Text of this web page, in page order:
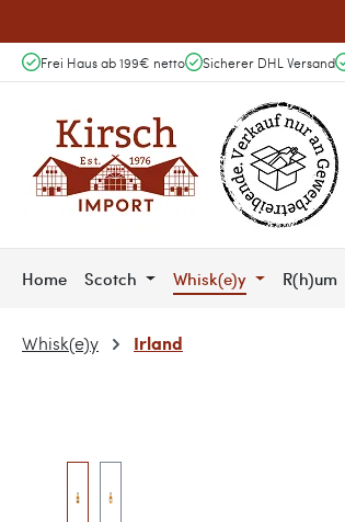
Frei Haus ab 199€ netto Sicherer DHL Versand
Home Scotch Whisk(e)y R(h)um
Whisk(e)y Irland